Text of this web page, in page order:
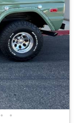
• •